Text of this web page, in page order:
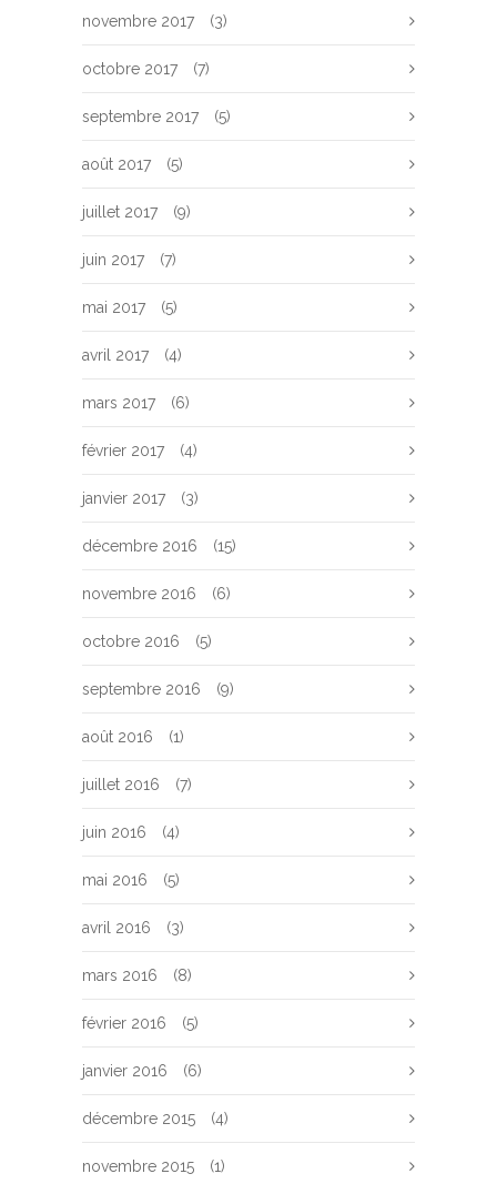
novembre 2017 (3)
octobre 2017 (7)
septembre 2017 (5)
août 2017 (5)
juillet 2017 (9)
juin 2017 (7)
mai 2017 (5)
avril 2017 (4)
mars 2017 (6)
février 2017 (4)
janvier 2017 (3)
décembre 2016 (15)
novembre 2016 (6)
octobre 2016 (5)
septembre 2016 (9)
août 2016 (1)
juillet 2016 (7)
juin 2016 (4)
mai 2016 (5)
avril 2016 (3)
mars 2016 (8)
février 2016 (5)
janvier 2016 (6)
décembre 2015 (4)
novembre 2015 (1)